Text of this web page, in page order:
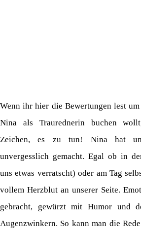
Wenn ihr hier die Bewertungen lest
Nina als Traurednerin buchen
Zeichen, es zu tun! Nina hat
unvergesslich gemacht. Egal ob in
uns etwas verratscht) oder am Tag
vollem Herzblut an unserer Seite.
gebracht, gewürzt mit Humor und
Augenzwinkern. So kann man die